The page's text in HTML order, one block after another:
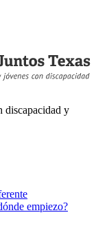
discapacidad y
empiezo?